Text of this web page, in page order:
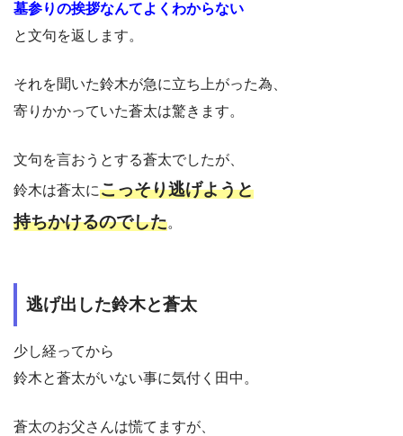
墓参りの挨拶なんてよくわからない
と文句を返します。
それを聞いた鈴木が急に立ち上がった為、
寄りかかっていた蒼太は驚きます。
文句を言おうとする蒼太でしたが、
鈴木は蒼太にこっそり逃げようと
持ちかけるのでした。
逃げ出した鈴木と蒼太
少し経ってから
鈴木と蒼太がいない事に気付く田中。
蒼太のお父さんは慌てますが、